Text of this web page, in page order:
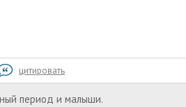
цитировать
период и малыши.